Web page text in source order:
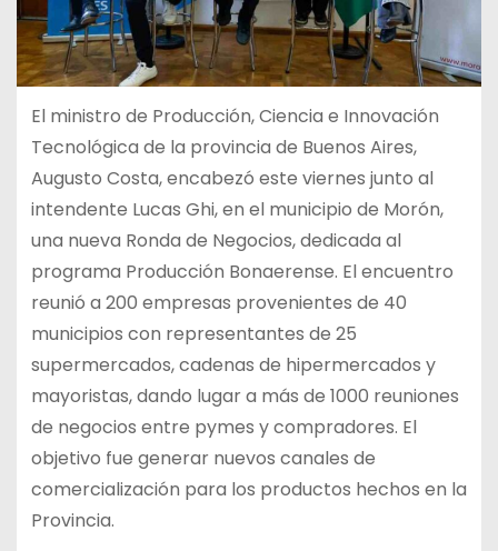
El ministro de Producción, Ciencia e Innovación
Tecnológica de la provincia de Buenos Aires,
Augusto Costa, encabezó este viernes junto al
intendente Lucas Ghi, en el municipio de Morón,
una nueva Ronda de Negocios, dedicada al
programa Producción Bonaerense. El encuentro
reunió a 200 empresas provenientes de 40
municipios con representantes de 25
supermercados, cadenas de hipermercados y
mayoristas, dando lugar a más de 1000 reuniones
de negocios entre pymes y compradores. El
objetivo fue generar nuevos canales de
comercialización para los productos hechos en la
Provincia.